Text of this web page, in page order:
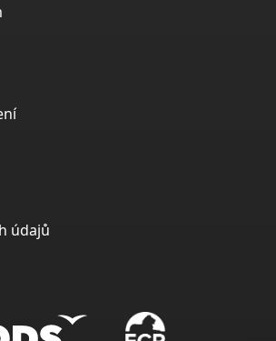
údajů